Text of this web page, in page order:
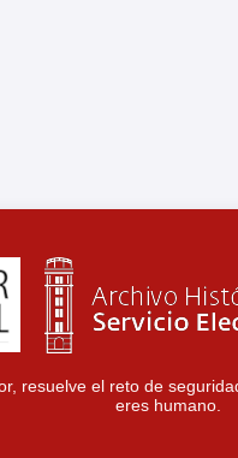
resuelve el reto de
eres humano.